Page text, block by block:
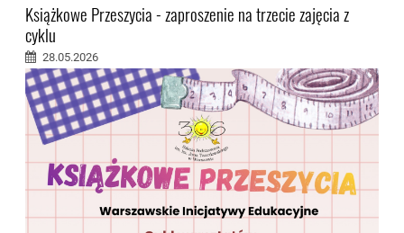
Książkowe Przeszycia - zaproszenie na trzecie zajęcia z
cyklu
28.05.2026